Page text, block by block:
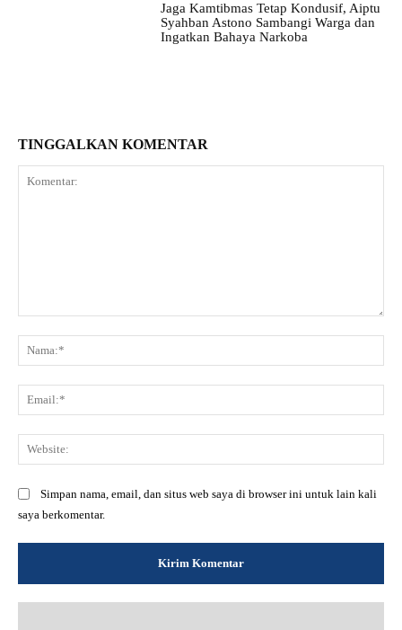
Jaga Kamtibmas Tetap Kondusif, Aiptu
Syahban Astono Sambangi Warga dan
Ingatkan Bahaya Narkoba
TINGGALKAN KOMENTAR
Simpan nama, email, dan situs web saya di browser ini untuk lain kali
saya berkomentar.